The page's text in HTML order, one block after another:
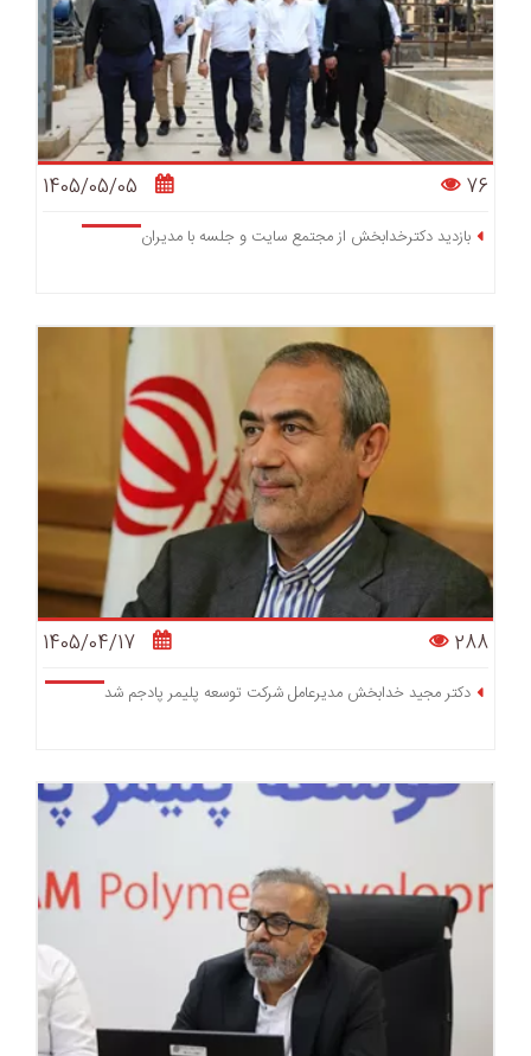
1405/05/05 76
بازدید دکترخدابخش از مجتمع سایت و جلسه با مدیران
1405/04/17 288
دکتر مجید خدابخش مدیرعامل شرکت توسعه پلیمر پادجم شد